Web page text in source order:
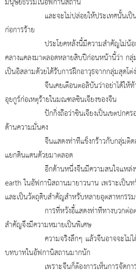
และจะไม่ปล่อยให้ประเทศนั้นเป็นแ
ก่อการร้าย
ประโยคหลังนี้มีความสำคัญไม่น้อย เ
คลางแคลงมาตลอดหลายสิบปีก่อนหน้านี้ว่า กลุ่
เป็นอิสลามด้วยได้รับการฝึกอาวุธจากกลุ่มสุดโ
จีนเคยเตือนตอลิบันว่าอย่าได้ให้ท้าย
อุยกูร์ก่อเหตุร้ายในมณฑลซินเจียงของจีน
ปักกิ่งถือว่าซินเจียงเป็นเขตปกครอง
ด้านความมั่นคง
จีนแสดงท่าทีแข็งกร้าวกับกลุ่มติดอา
แยกดินแดนด้วยมาตลอด
อีกด้านหนึ่งจีนมีความสนใจแหล่งขอ
earth ในอัฟกานิสถานมายาวนาน เพราะเป็น
และเป็นวัตถุดิบสำคัญสำหรับหลายอุตสาหกรร
การที่หวังอี้แสดงท่าทีทางบวกต่อตอลิ
สำคัญจึงมีความหมายเป็นพิเศษ
ความจริงลึกๆ แล้วจีนอาจจะไม่ได้ต่
บทบาทในอัฟกานิสถานมากนัก
เพราะจีนก็ต้องการเห็นการจัดการกั